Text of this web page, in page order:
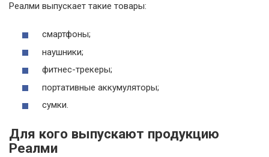
Реалми выпускает такие товары:
смартфоны;
наушники;
фитнес-трекеры;
портативные аккумуляторы;
сумки.
Для кого выпускают продукцию
Реалми